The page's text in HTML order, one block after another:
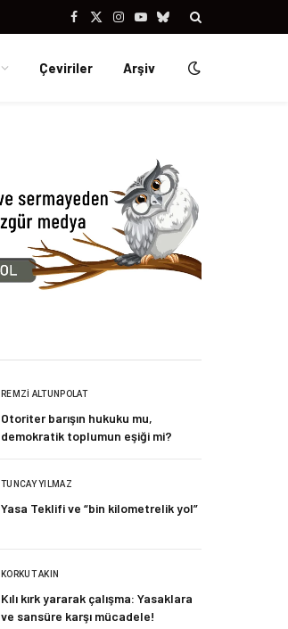
Facebook
X
Instagram
YouTubeBluesky
Çeviriler Arşiv
REMZI ALTUNPOLAT
Otoriter barışın hukuku mu,
demokratik toplumun eşiği mi?
TUNCAY YILMAZ
Yasa Teklifi ve “bin kilometrelik yol”
KORKUT AKIN
Kılı kırk yararak çalışma: Yasaklara
ve sansüre karşı mücadele!